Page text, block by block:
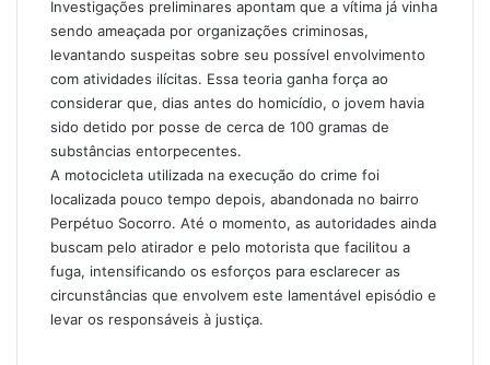
Investigações preliminares apontam que a vítima já vinha
sendo ameaçada por organizações criminosas,
levantando suspeitas sobre seu possível envolvimento
com atividades ilícitas. Essa teoria ganha força ao
considerar que, dias antes do homicídio, o jovem havia
sido detido por posse de cerca de 100 gramas de
substâncias entorpecentes.
A motocicleta utilizada na execução do crime foi
localizada pouco tempo depois, abandonada no bairro
Perpétuo Socorro. Até o momento, as autoridades ainda
buscam pelo atirador e pelo motorista que facilitou a
fuga, intensificando os esforços para esclarecer as
circunstâncias que envolvem este lamentável episódio e
levar os responsáveis à justiça.